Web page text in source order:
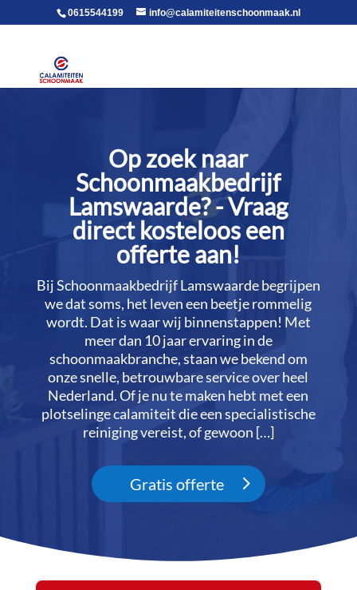
voor in de body0615544199 info@calamiteitenschoonmaak.nl
Op zoek naar
Schoonmaakbedrijf
Lamswaarde? - Vraag
direct kosteloos een
offerte aan!
Bij Schoonmaakbedrijf Lamswaarde begrijpen
we dat soms, het leven een beetje rommelig
wordt.​ Dat is waar wij binnenstappen! Met
meer dan 10 jaar ervaring in de
schoonmaakbranche, staan we bekend om
onze snelle, betrouwbare service over heel
Nederland.​ Of je nu te maken hebt met een
plotselinge calamiteit die een specialistische
reiniging vereist, of gewoon […]
Gratis offerte